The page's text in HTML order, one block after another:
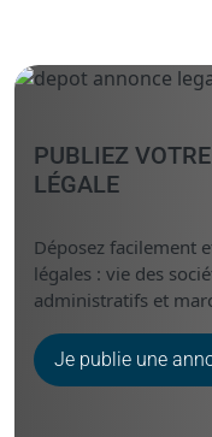
PUBLIEZ
LÉGALE
Déposez facilement
légales : vie des
administratifs et
Je publie une